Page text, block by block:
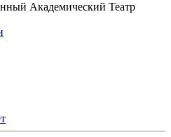
Академический Театр